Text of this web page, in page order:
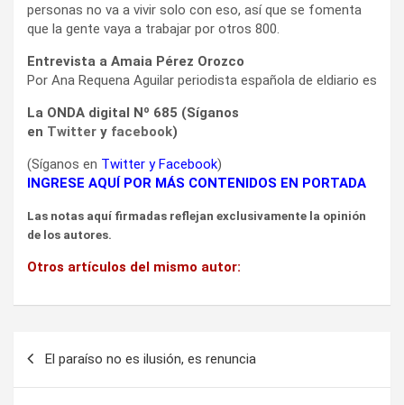
personas no va a vivir solo con eso, así que se fomenta
que la gente vaya a trabajar por otros 800.
Entrevista a Amaia Pérez Orozco
Por Ana Requena Aguilar periodista española de eldiario es
La ONDA digital Nº 685 (Síganos
en Twitter y facebook)
(Síganos en Twitter yFacebook)
INGRESE AQUÍ POR MÁS CONTENIDOS EN PORTADA
Las notas aquí firmadas reflejan exclusivamente la opinión
de los autores.
Otros artículos del mismo autor:
El paraíso no es ilusión, es renuncia